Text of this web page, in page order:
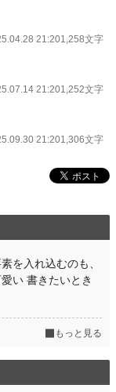
21:201,258文字
21:201,252文字
21:201,306文字
を入れ込むのも、
い 書きたいとき
もっと見る